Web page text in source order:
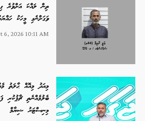
ތިން ލައްކަ އަށްވުރެ
ވަގަށްނެގި މީހަކު
6, 2026 10:11 AM
މިއަދު މިއޮއް ޙާލަތު
ބެލުމެއްނެތި ޗާޕުކުރި
މިނިސްޓަރު ޝިޔާމް